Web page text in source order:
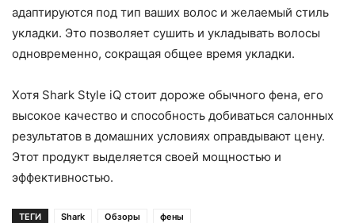
адаптируются под тип ваших волос и желаемый стиль
укладки. Это позволяет сушить и укладывать волосы
одновременно, сокращая общее время укладки.
Хотя Shark Style iQ стоит дороже обычного фена, его
высокое качество и способность добиваться салонных
результатов в домашних условиях оправдывают цену.
Этот продукт выделяется своей мощностью и
эффективностью.
ТЕГИ Shark Обзоры фены